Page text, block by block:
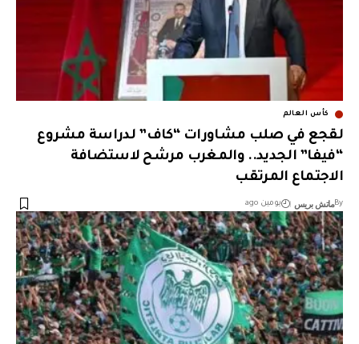
كأس العالم
لقجع في صلب مشاورات “كاف” لدراسة مشروع
“فيفا” الجديد.. والمغرب مرشح لاستضافة
الاجتماع المرتقب
Byماتش بريس يومين ago